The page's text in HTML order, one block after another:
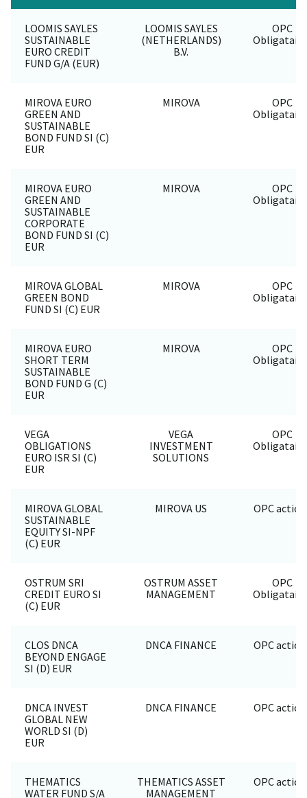
LOOMIS SAYLES
SUSTAINABLE
EURO CREDIT
FUND G/A (EUR)
LOOMIS SAYLES
(NETHERLANDS)
B.V.
OPC
MIROVA EURO
GREEN AND
SUSTAINABLE
BOND FUND SI (C)
EUR
MIROVA
OPC
MIROVA EURO
GREEN AND
SUSTAINABLE
CORPORATE
BOND FUND SI (C)
EUR
MIROVA
OPC
MIROVA GLOBAL
GREEN BOND
FUND SI (C) EUR
MIROVA
OPC
MIROVA EURO
SHORT TERM
SUSTAINABLE
BOND FUND G (C)
EUR
MIROVA
OPC
VEGA
OBLIGATIONS
EURO ISR SI (C)
EUR
VEGA
INVESTMENT
SOLUTIONS
OPC
MIROVA GLOBAL
SUSTAINABLE
EQUITY SI-NPF
(C) EUR
MIROVA US OPC
OSTRUM SRI
CREDIT EURO SI
(C) EUR
OSTRUM ASSET
MANAGEMENT
OPC
CLOS DNCA
BEYOND ENGAGE
SI (D) EUR
DNCA FINANCE OPC
DNCA INVEST
GLOBAL NEW
WORLD SI (D)
EUR
DNCA FINANCE OPC
THEMATICS
WATER FUND S/A
THEMATICS ASSET
MANAGEMENT
OPC